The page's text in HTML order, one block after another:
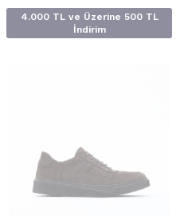
4.000 TL ve Üzerine 500 TL
İndirim